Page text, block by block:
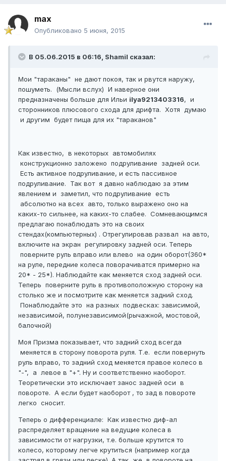
max
Опубликовано 5 июня, 2015
В 05.06.2015 в 06:16, Shamil сказал:
Мои "тараканы" не дают покоя, так и рвутся наружу,
пошуметь. (Мысли вслух) И наверное они
предназначены больше для Ильи ilya9213403316, и
сторонников плюсового схода для дрифта. Хотя думаю
и другим будет пища для их "тараканов"
Как известно, в некоторых автомобилях
конструкционно заложено подруливание задней оси.
Есть активное подруливание, и есть пассивное
подруливание. Так вот я давно наблюдаю за этим
явлением и заметил, что подруливание есть
абсолютно на всех авто, только выражено оно на
каких-то сильнее, на каких-то слабее. Сомневающимся
предлагаю понаблюдать это на своих
стендах(компьютерных) . Отрегулировав развал на авто,
включите на экран регулировку задней оси. Теперь
поверните руль вправо или влево на один оборот(360*
на руле, передние колеса поворачиватся примерно на
20* - 25*). Наблюдайте как меняется сход задней оси.
Теперь поверните руль в противоположную сторону на
столько же и посмотрите как меняется задний сход.
Понаблюдайте это на разных подвесках: зависимой,
независимой, полунезависимой(рычажной, мостовой,
балочной)
Моя Призма показывает, что задний сход всегда
меняется в сторону поворота руля. Т.е. если повернуть
руль вправо, то задний сход меняется правое колесо в
"-", а левое в "+". Ну и соответственно наоборот.
Теоретически это исключает занос задней оси в
повороте. А если будет наоборот , то зад в повороте
легко сносит.
Теперь о дифференциале: Как известно диф-ал
распределяет вращение на ведущие колеса в
зависимости от нагрузки, т.е. больше крутится то
колесо, которому легче крутиться (например когда